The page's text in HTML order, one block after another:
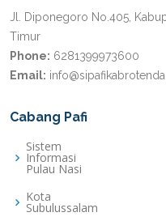
Jl. Diponegoro No.405,
Timur
Phone: 6281399973600
Email:
Cabang Pafi
Sistem
Informasi
Pulau Nasi
Kota
Subulussalam